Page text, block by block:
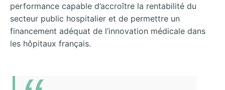
performance capable d’accroître la rentabilité du
secteur public hospitalier et de permettre un
financement adéquat de l’innovation médicale dans
les hôpitaux français.